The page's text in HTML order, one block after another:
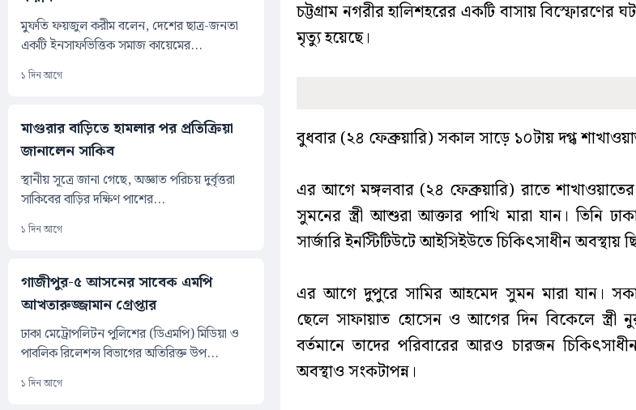
মুফতি ফয়জুল করীম বলেন, দেশের ছাত্র-জনতা
একটি ইনসাফভিত্তিক সমাজ কায়েমের...
১ দিন আগে
মাগুরার বাড়িতে হামলার পর প্রতিক্রিয়া
জানালেন সাকিব
স্থানীয় সূত্রে জানা গেছে, অজ্ঞাত পরিচয় দুর্বৃত্তরা
সাকিবের বাড়ির দক্ষিণ পাশের...
১ দিন আগে
গাজীপুর-৫ আসনের সাবেক এমপি
আখতারুজ্জামান গ্রেপ্তার
ঢাকা মেট্রোপলিটন পুলিশের (ডিএমপি) মিডিয়া ও
পাবলিক রিলেশন্স বিভাগের অতিরিক্ত উপ...
১ দিন আগে
চট্টগ্রাম নগরীর হালিশহরের একটি বাসায় বিস্ফোরণের
মৃত্যু হয়েছে।
বুধবার (২৪ ফেব্রুয়ারি) সকাল সাড়ে ১০টায় দগ্ধ
এর আগে মঙ্গলবার (২৪ ফেব্রুয়ারি) রাতে
সুমনের স্ত্রী আশুরা আক্তার পাখি মারা যান। তিনি
সার্জারি ইনস্টিটিউটে আইসিইউতে চিকিৎসাধীন অবস্থায়
এর আগে দুপুরে সামির আহমেদ সুমন মারা যান।
ছেলে সাফায়াত হোসেন ও আগের দিন বিকেলে স্ত্রী
বর্তমানে তাদের পরিবারের আরও চারজন
অবস্থাও সংকটাপন্ন।